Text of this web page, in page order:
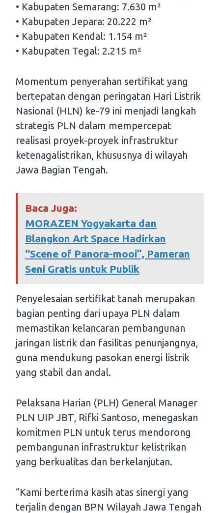
• Kabupaten Semarang: 7.630 m²
• Kabupaten Jepara: 20.222 m²
• Kabupaten Kendal: 1.154 m²
• Kabupaten Tegal: 2.215 m²
Momentum penyerahan sertifikat yang
bertepatan dengan peringatan Hari Listrik
Nasional (HLN) ke-79 ini menjadi langkah
strategis PLN dalam mempercepat
realisasi proyek-proyek infrastruktur
ketenagalistrikan, khususnya di wilayah
Jawa Bagian Tengah.
Baca Juga:
MORAZEN Yogyakarta dan
Blangkon Art Space Hadirkan
“Scene of Panora-mooi”, Pameran
Seni Gratis untuk Publik
Penyelesaian sertifikat tanah merupakan
bagian penting dari upaya PLN dalam
memastikan kelancaran pembangunan
jaringan listrik dan fasilitas penunjangnya,
guna mendukung pasokan energi listrik
yang stabil dan andal.
Pelaksana Harian (PLH) General Manager
PLN UIP JBT, Rifki Santoso, menegaskan
komitmen PLN untuk terus mendorong
pembangunan infrastruktur kelistrikan
yang berkualitas dan berkelanjutan.
“Kami berterima kasih atas sinergi yang
terjalin dengan BPN Wilayah Jawa Tengah